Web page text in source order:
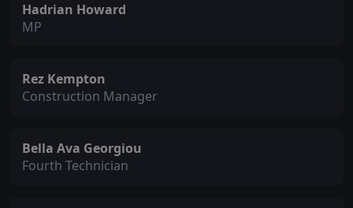
Hadrian Howard
MP
Rez Kempton
Construction Manager
Bella Ava Georgiou
Fourth Technician